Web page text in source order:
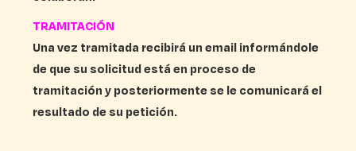
TRAMITACIÓN
Una vez tramitada recibirá un email informándole
de que su solicitud está en proceso de
tramitación y posteriormente se le comunicará el
resultado de su petición.